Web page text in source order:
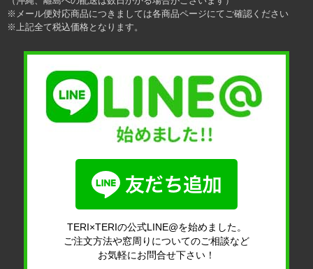
※メール便対応商品につきましては各商品ページにてご確認ください
※上記全て税込価格となります。
TERI×TERIの公式LINE@を始めました。
ご注文方法や窓周りについてのご相談など
お気軽にお問合せ下さい！